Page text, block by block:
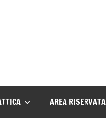
AREA RISERVATA